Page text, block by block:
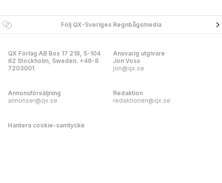
Följ QX-Sveriges Regnbågsmedia
QX Förlag AB Box 17 218, S-104
62 Stockholm, Sweden. +46-8
7203001
Ansvarig utgivare
Jon Voss
jon@qx.se
Annonsförsäljning
annonser@qx.se
Redaktion
redaktionen@qx.se
Hantera cookie-samtycke